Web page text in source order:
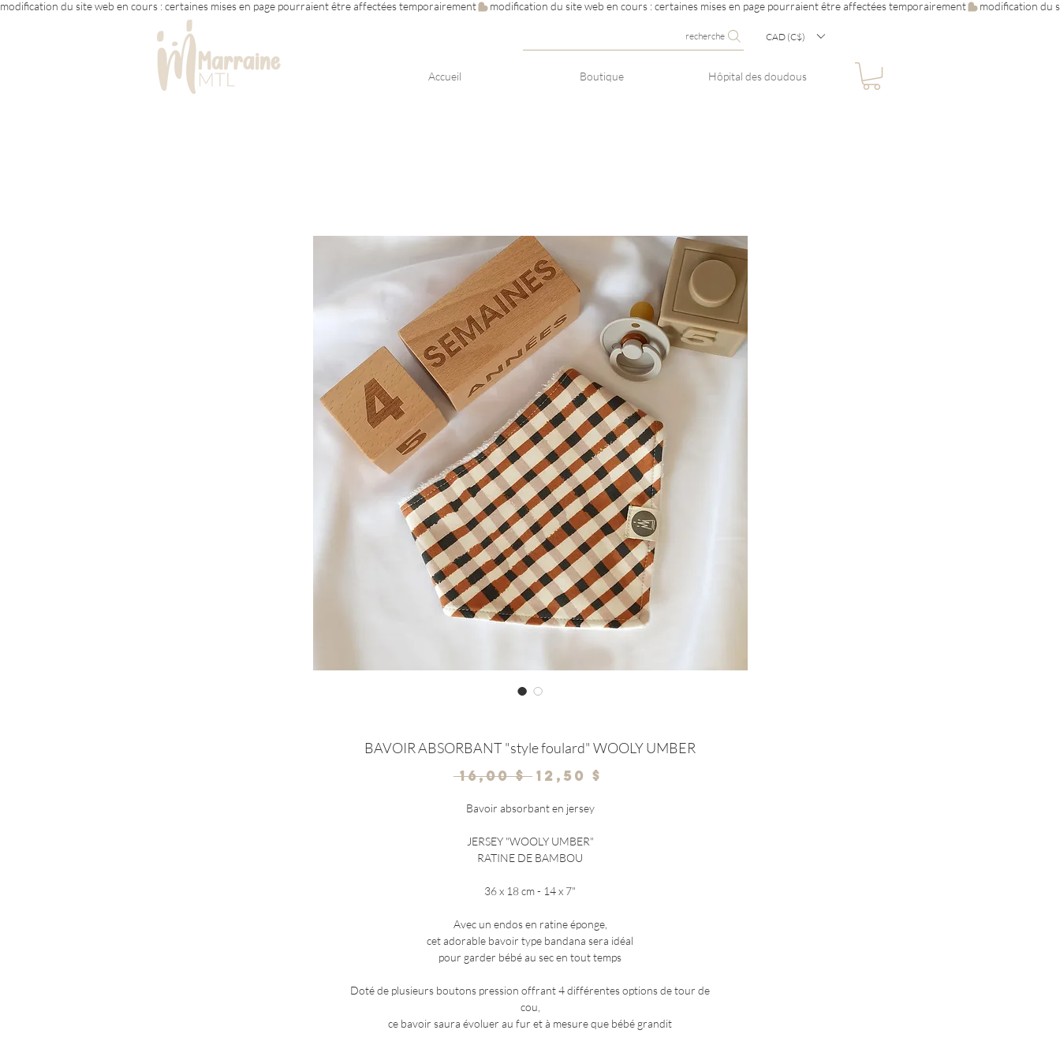
modification du site web en cours : certaines mises en page pourraient être affectées temporairement
recherche CAD (C$)
Accueil Boutique Hôpital des doudous
BAVOIR ABSORBANT "style foulard" WOOLY UMBER
16,00 $ Prix
12,50 $
Bavoir absorbant en jersey
JERSEY "WOOLY UMBER"
RATINE DE BAMBOU
36 x 18 cm - 14 x 7"
Avec un endos en ratine éponge,
cet adorable bavoir type bandana sera idéal
pour garder bébé au sec en tout temps
Doté de plusieurs boutons pression offrant 4 différentes options de tour de
cou,
ce bavoir saura évoluer au fur et à mesure que bébé grandit